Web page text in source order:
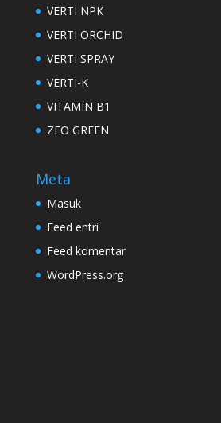
VERTI NPK
VERTI ORCHID
VERTI SPRAY
VERTI-K
VITAMIN B1
ZEO GREEN
Meta
Masuk
Feed entri
Feed komentar
WordPress.org